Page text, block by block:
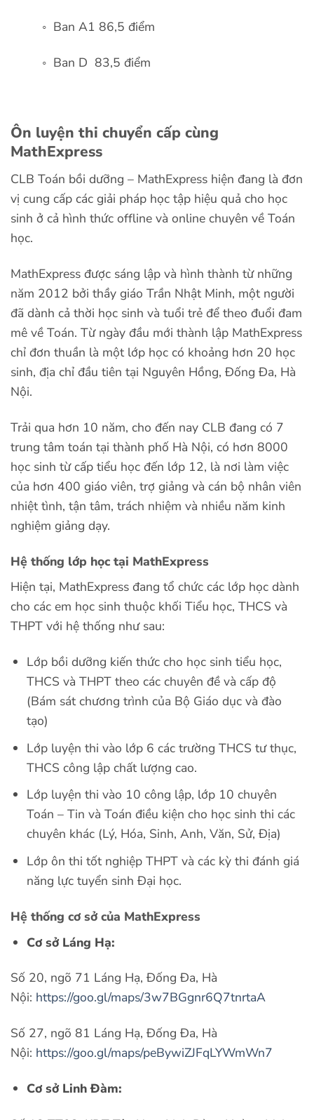
◦ Ban A1 86,5 điểm
◦ Ban D 83,5 điểm
Ôn luyện thi chuyển cấp cùng
MathExpress
CLB Toán bồi dưỡng – MathExpress hiện đang là đơn
vị cung cấp các giải pháp học tập hiệu quả cho học
sinh ở cả hình thức offline và online chuyên về Toán
học.
MathExpress được sáng lập và hình thành từ những
năm 2012 bởi thầy giáo Trần Nhật Minh, một người
đã dành cả thời học sinh và tuổi trẻ để theo đuổi đam
mê về Toán. Từ ngày đầu mới thành lập MathExpress
chỉ đơn thuần là một lớp học có khoảng hơn 20 học
sinh, địa chỉ đầu tiên tại Nguyên Hồng, Đống Đa, Hà
Nội.
Trải qua hơn 10 năm, cho đến nay CLB đang có 7
trung tâm toán tại thành phố Hà Nội, có hơn 8000
học sinh từ cấp tiểu học đến lớp 12, là nơi làm việc
của hơn 400 giáo viên, trợ giảng và cán bộ nhân viên
nhiệt tình, tận tâm, trách nhiệm và nhiều năm kinh
nghiệm giảng dạy.
Hệ thống lớp học tại MathExpress
Hiện tại, MathExpress đang tổ chức các lớp học dành
cho các em học sinh thuộc khối Tiểu học, THCS và
THPT với hệ thống như sau:
Lớp bồi dưỡng kiến thức cho học sinh tiểu học,
THCS và THPT theo các chuyên đề và cấp độ
(Bám sát chương trình của Bộ Giáo dục và đào
tạo)
Lớp luyện thi vào lớp 6 các trường THCS tư thục,
THCS công lập chất lượng cao.
Lớp luyện thi vào 10 công lập, lớp 10 chuyên
Toán – Tin và Toán điều kiện cho học sinh thi các
chuyên khác (Lý, Hóa, Sinh, Anh, Văn, Sử, Địa)
Lớp ôn thi tốt nghiệp THPT và các kỳ thi đánh giá
năng lực tuyển sinh Đại học.
Hệ thống cơ sở của MathExpress
Cơ sở Láng Hạ:
Số 20, ngõ 71 Láng Hạ, Đống Đa, Hà
Nội: https://goo.gl/maps/3w7BGgnr6Q7tnrtaA
Số 27, ngõ 81 Láng Hạ, Đống Đa, Hà
Nội: https://goo.gl/maps/peBywiZJFqLYWmWn7
Cơ sở Linh Đàm: